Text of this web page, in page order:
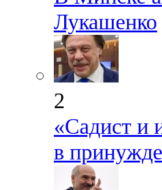
Лукашенко
2
«Садист и
в